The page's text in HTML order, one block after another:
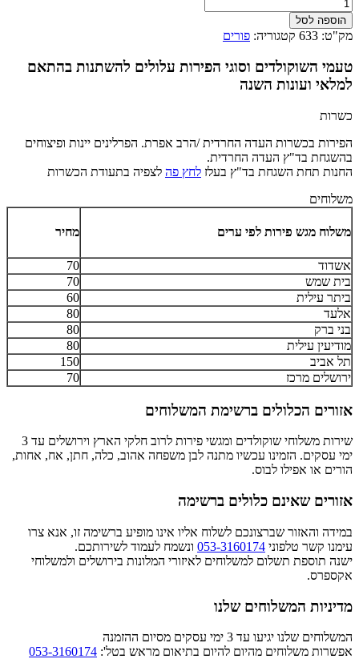
של
תיבה
הוספה לסל
מק"ט: 633 קטגוריה: פורים
טעמי השוקולדים וסוגי הפירות עלולים להשתנות בהתאם
למלאי ועונות השנה
כשרות
הפירות בכשרות העדה החרדית /הרב אפרת. הפרלינים יינות ופיצוחים
בהשגחת בד"ץ העדה החרדית.
החנות תחת השגחת בד"ץ בעלז לחץ פה לצפיה בתעודת הכשרות
משלוחים
משלוח מגש פירות לפי ערים מחיר
אשדוד
70
בית שמש
70
ביתר עילית
60
אלעד
80
בני ברק
80
מודיעין עילית
80
תל אביב
150
ירושלים מרכז
70
אזורים הכלולים ברשימת המשלוחים
שירות משלוחי שוקולדים ומגשי פירות לרוב חלקי הארץ וירושלים עד 3
ימי עסקים. הזמינו עכשיו מתנה לבן משפחה אהוב, כלה, חתן, אח, אחות,
הורים או אפילו לבוס.
אזורים שאינם כלולים ברשימה
במידה והאזור שברצונכם לשלוח אליו אינו מופיע ברשימה זו, אנא צרו
עימנו קשר טלפוני 053-3160174 ונשמח לעמוד לשירותכם.
ישנה תוספת תשלום למשלוחים לאיזורי המלונות בירושלים ולמשלוחי
אקספרס.
מדיניות המשלוחים שלנו
המשלוחים שלנו יגיעו עד 3 ימי עסקים מסיום ההזמנה
אפשרות משלוחים מהיום להיום בתיאום מראש בטל': 053-3160174